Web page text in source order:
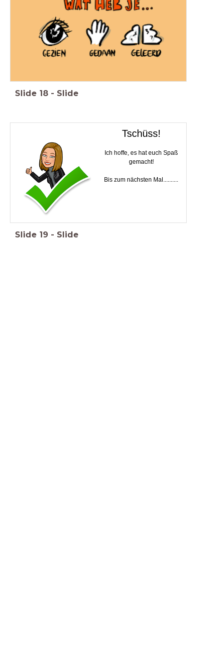
Slide 18 - Slide
Tschüss!
Ich hoffe, es hat euch Spaß
gemacht!
Bis zum nächsten Mal..........
Slide 19 - Slide